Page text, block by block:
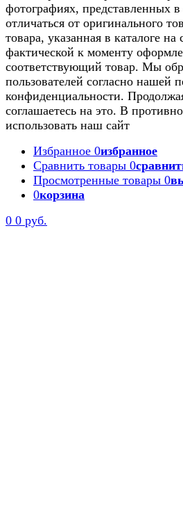
фотографиях, представленных в
отличаться от оригинального
товара, указанная в каталоге
фактической к моменту
соответствующий товар. Мы
пользователей согласно нашей
конфиденциальности.
соглашаетесь на это. В
использовать наш сайт
Избранное 0избранное
Сравнить товары 0
Просмотренные товары 0
0корзина
0 0 руб.